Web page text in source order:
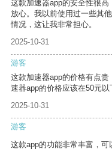
这款加速器app的安全性很
放心。我以前使用过一些其
情况，这让我非常担心。
2025-10-31
游客
这款加速器app的价格有点
速器app的价格应该在50元以
2025-10-31
游客
这款app的功能非常丰富，可